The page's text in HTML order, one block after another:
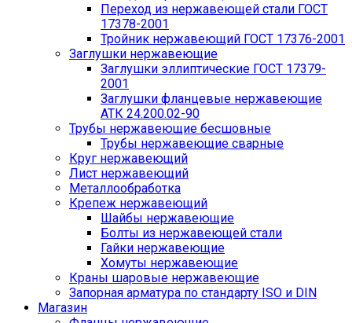
Переход из нержавеющей стали ГОСТ
17378-2001
Тройник нержавеющий ГОСТ 17376-2001
Заглушки нержавеющие
Заглушки эллиптические ГОСТ 17379-
2001
Заглушки фланцевые нержавеющие
АТК 24.200.02-90
Трубы нержавеющие бесшовные
Трубы нержавеющие сварные
Круг нержавеющий
Лист нержавеющий
Металлообработка
Крепеж нержавеющий
Шайбы нержавеющие
Болты из нержавеющей стали
Гайки нержавеющие
Хомуты нержавеющие
Краны шаровые нержавеющие
Запорная арматура по стандарту ISO и DIN
Магазин